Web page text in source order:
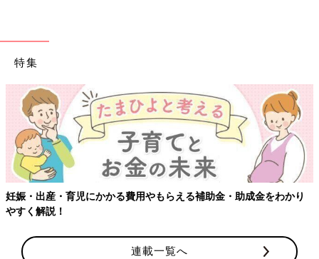
特集
【ワクチン接種できるものも】妊婦の感染症対策、知っておいて！
連載一覧へ